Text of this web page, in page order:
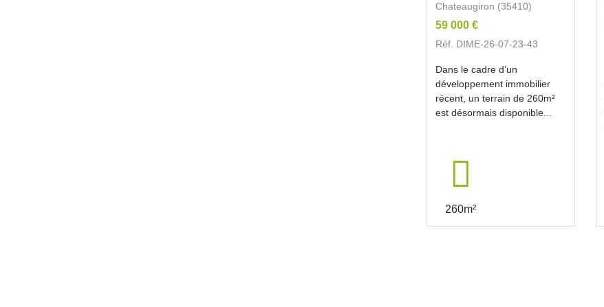
Chateaugiron (35410)
59 000 €
Réf. DIME-26-07-23-43
Dans le cadre d’un
développement immobilier
récent, un terrain de 260m²
est désormais disponible...
260m²